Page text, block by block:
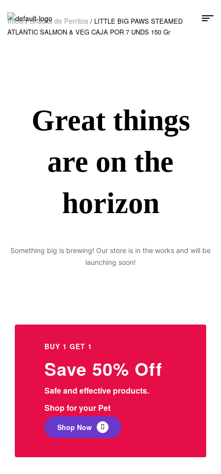
Inicio/Snacks de Perritos / LITTLE BIG PAWS STEAMED
ATLANTIC SALMON & VEG CAJA POR 7 UNDS 150 Gr
Great things
are on the
horizon
Something big is brewing! Our store is in the works and will be
launching soon!
BUY 1 GET 1
Save 50% Off
Safe and effective products.
Shop for your Pet
Shop Now